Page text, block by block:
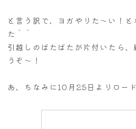
と言う訳で、ヨガやりた～い！
た＾＾
引越しのばたばたが片付いたら
うぞ～！
あ、ちなみに10月25日よりロー